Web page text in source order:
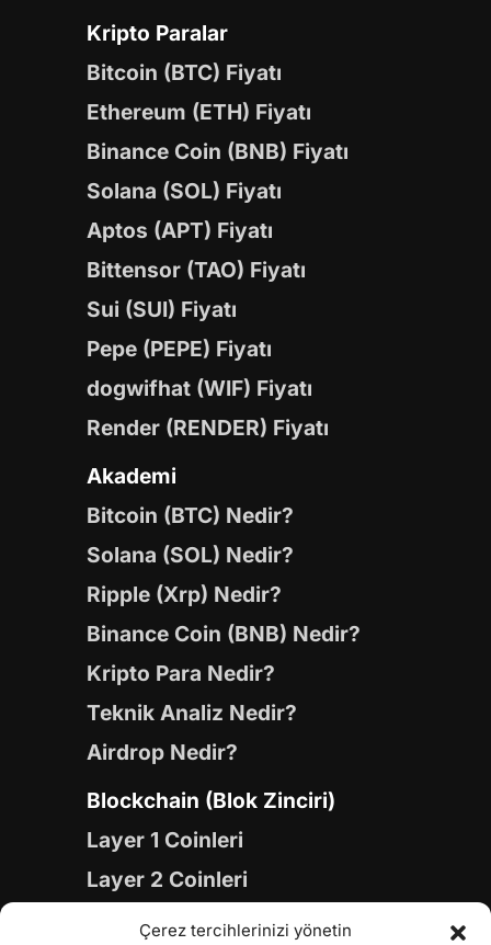
Çerez tercihlerinizi yönetin
Kripto Paralar
Bitcoin (BTC) Fiyatı
Ethereum (ETH) Fiyatı
Binance Coin (BNB) Fiyatı
Solana (SOL) Fiyatı
Aptos (APT) Fiyatı
Bittensor (TAO) Fiyatı
Sui (SUI) Fiyatı
Pepe (PEPE) Fiyatı
dogwifhat (WIF) Fiyatı
Render (RENDER) Fiyatı
Akademi
Bitcoin (BTC) Nedir?
Solana (SOL) Nedir?
Ripple (Xrp) Nedir?
Binance Coin (BNB) Nedir?
Kripto Para Nedir?
Teknik Analiz Nedir?
Airdrop Nedir?
Blockchain (Blok Zinciri)
Layer 1 Coinleri
Layer 2 Coinleri
Yapay Zeka (AI) Coinleri